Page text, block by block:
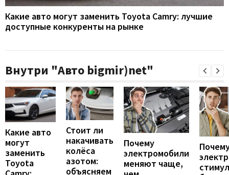
Какие авто могут заменить Toyota Camry: лучшие
доступные конкуренты на рынке
Внутри "Авто bigmir)net"
Какие авто
могут
заменить
Toyota
Стоит ли
накачивать
колёса
азотом:
объясняем
Почему
электромобили
меняют чаще,